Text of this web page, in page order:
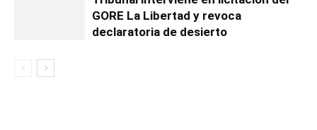
GORE La Libertad y revoca
declaratoria de desierto